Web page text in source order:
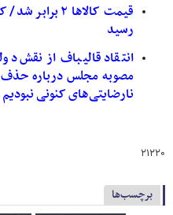
قیمت کالاها
رسید
انتقاد قالیباف از نقش
مصوبه مجلس درباره
نارضایتی‌های کنونی نبودیم
۲۱۲۲۰
برچسب‌ها